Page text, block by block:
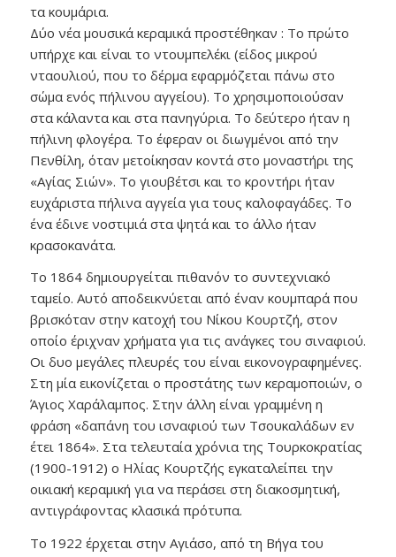
τα κουμάρια.
Δύο νέα μουσικά κεραμικά προστέθηκαν : Το πρώτο
υπήρχε και είναι το ντουμπελέκι (είδος μικρού
νταουλιού, που το δέρμα εφαρμόζεται πάνω στο
σώμα ενός πήλινου αγγείου). Το χρησιμοποιούσαν
στα κάλαντα και στα πανηγύρια. Το δεύτερο ήταν η
πήλινη φλογέρα. Το έφεραν οι διωγμένοι από την
Πενθίλη, όταν μετοίκησαν κοντά στο μοναστήρι της
«Αγίας Σιών». Το γιουβέτσι και το κροντήρι ήταν
ευχάριστα πήλινα αγγεία για τους καλοφαγάδες. Το
ένα έδινε νοστιμιά στα ψητά και το άλλο ήταν
κρασοκανάτα.
Το 1864 δημιουργείται πιθανόν το συντεχνιακό
ταμείο. Αυτό αποδεικνύεται από έναν κουμπαρά που
βρισκόταν στην κατοχή του Νίκου Κουρτζή, στον
οποίο έριχναν χρήματα για τις ανάγκες του σιναφιού.
Οι δυο μεγάλες πλευρές του είναι εικονογραφημένες.
Στη μία εικονίζεται ο προστάτης των κεραμοποιών, ο
Άγιος Χαράλαμπος. Στην άλλη είναι γραμμένη η
φράση «δαπάνη του ισναφιού των Τσουκαλάδων εν
έτει 1864». Στα τελευταία χρόνια της Τουρκοκρατίας
(1900-1912) ο Ηλίας Κουρτζής εγκαταλείπει την
οικιακή κεραμική για να περάσει στη διακοσμητική,
αντιγράφοντας κλασικά πρότυπα.
Το 1922 έρχεται στην Αγιάσο, από τη Βήγα του